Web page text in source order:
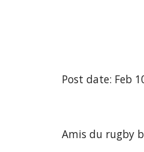
Post date: Feb
Amis du rugby